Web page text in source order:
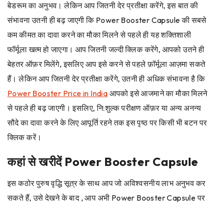
बेडरूम का अनुभव। लेकिन आप जितनी देर प्रतीक्षा करेंगे, इस बात की
संभावना उतनी ही बढ़ जाएगी कि Power Booster Capsule की सबसे
कम कीमत का दावा करने का मौका मिलने से पहले ही यह शक्तिशाली
फॉर्मूला खत्म हो जाएगा। आप जितनी जल्दी क्लिक करेंगे, आपको उतने ही
बेहतर ऑफ़र मिलेंगे, इसलिए आप इसे करने से पहले फ़ॉर्मूला आज़मा सकते
हैं। लेकिन आप जितनी देर प्रतीक्षा करेंगे, उतनी ही अधिक संभावना है कि
Power Booster Price in India आपको इसे आजमाने का मौका मिलने
से पहले ही बढ़ जाएगी। इसलिए, नि:शुल्क परीक्षण ऑफ़र या अन्य अनन्य
सौदे का दावा करने के लिए आपूर्ति रहने तक इस पृष्ठ पर किसी भी बटन पर
क्लिक करें।
कहां से खरीदें Power Booster Capsule
इस कठोर पुरुष वृद्धि सूत्र के साथ आप जो अविश्वसनीय लाभ अनुभव कर
सकते हैं, उसे देखने के बाद , आप अभी Power Booster Capsule पर